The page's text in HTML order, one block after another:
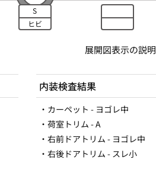
S
ヒビ
展開図表示の説明
内装検査結果
・カーペット - ヨゴレ中
・荷室トリム - A
・右前ドアトリム - ヨゴレ中
・右後ドアトリム - スレ小